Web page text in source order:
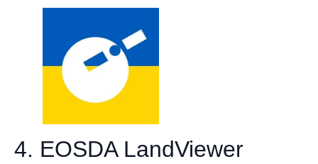
4. EOSDA LandViewer